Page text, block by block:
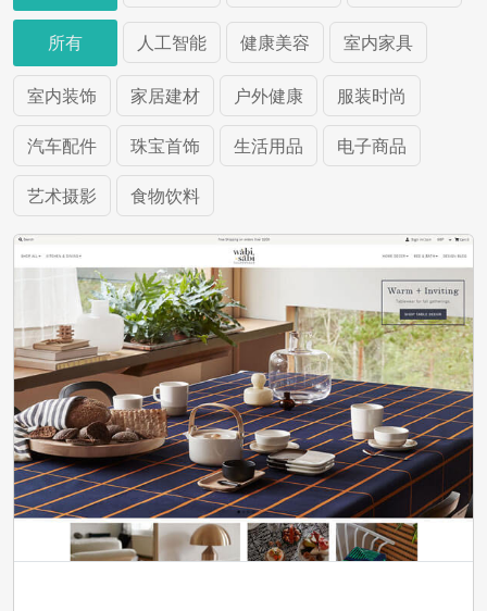
所有 人工智能 健康美容 室内家具
室内装饰 家居建材 户外健康 服装时尚
汽车配件 珠宝首饰 生活用品 电子商品
艺术摄影 食物饮料